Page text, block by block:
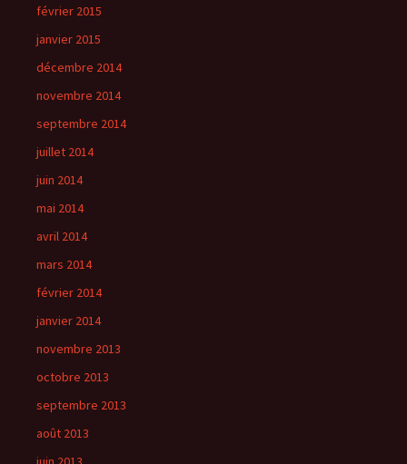
février 2015
janvier 2015
décembre 2014
novembre 2014
septembre 2014
juillet 2014
juin 2014
mai 2014
avril 2014
mars 2014
février 2014
janvier 2014
novembre 2013
octobre 2013
septembre 2013
août 2013